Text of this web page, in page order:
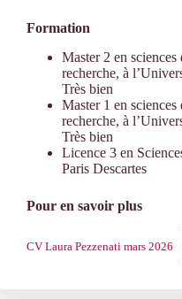
Formation
Master 2 en sciences
recherche, à
Très bien
Master 1 en sciences
recherche, à
Très bien
Licence 3 en
Paris Descartes
Pour en savoir plus
CV Laura Pezzenati mars 2026